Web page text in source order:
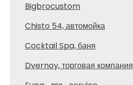
Bigbrocustom
Chisto 54, автомойка
Cocktail Spa, баня
Dvernoy, торговая компания